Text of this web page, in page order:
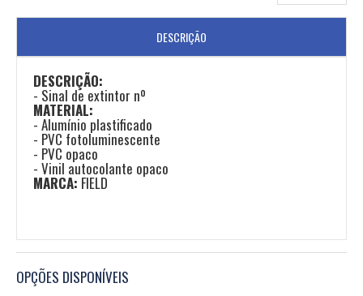
DESCRIÇÃO
DESCRIÇÃO:
- Sinal de extintor nº
MATERIAL:
- Alumínio plastificado
- PVC fotoluminescente
- PVC opaco
- Vinil autocolante opaco
MARCA: FIELD
OPÇÕES DISPONÍVEIS